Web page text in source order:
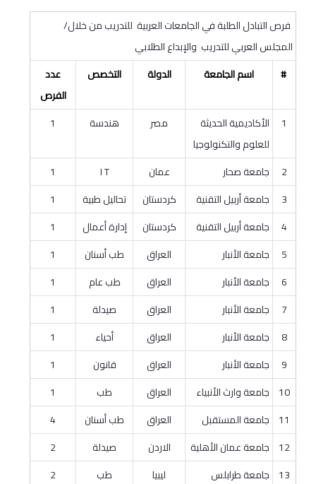
فرص التبادل الطلبة في الجامعات العربية للتدريب من خلال/
المجلس العربي للتدريب والإبداع الطلابي
#
اسم الجامعة الدولة التخصص
عدد
الفرص
1
الأكاديمية الحديثة
للعلوم والتكنولوجيا
مصر هندسة 1
2 جامعة صحار عمان I T
1
3
جامعة أربيل التقنية كردستان تحاليل طبية
1
4
جامعة أربيل التقنية كردستان إدارة أعمال
1
5
جامعة الأنبار العراق طب أسنان
1
6
جامعة الأنبار العراق طب عام
1
7
جامعة الأنبار العراق صيدلة
1
8
جامعة الأنبار العراق أحياء
1
9
جامعة الأنبار العراق قانون
1
10 جامعة وارث الأنبياء العراق طب
1
11 جامعة المستقبل العراق طب أسنان
4
12 جامعة عمان الأهلية الاردن صيدلة
2
13 جامعة طرابلس ليبيا طب
2